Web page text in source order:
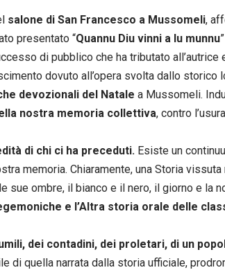
salone di San Francesco a Mussomeli,
presentato “Quannu Diu vinni a lu munnu
di pubblico che ha tributato all’autrice
dovuto all’opera svolta dallo storico
devozionali del Natale a Mussomeli.
nostra memoria collettiva, contro
di chi ci ha preceduti. Esiste un
memoria. Chiaramente, una Storia vissuta
sue ombre, il bianco e il nero, il giorno e la
e l’Altra storia orale delle
dei contadini, dei proletari, di un
di quella narrata dalla storia ufficiale,